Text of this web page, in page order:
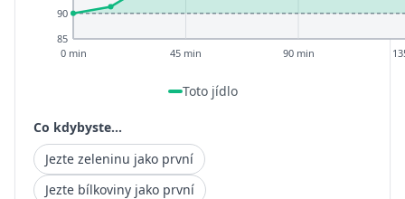
85
90
0 min 45 min 90 min
Toto jídlo
Co kdybyste...
Jezte zeleninu jako první
Jezte bílkoviny jako první